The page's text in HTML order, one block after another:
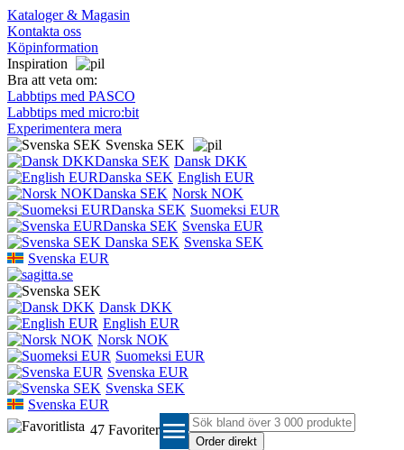
Kataloger & Magasin
Kontakta oss
Köpinformation
Inspiration
Bra att veta om:
Labbtips med PASCO
Labbtips med micro:bit
Experimentera mera
Svenska SEK
Dansk DKK
English EUR
Norsk NOK
Suomeksi EUR
Svenska EUR
Svenska SEK
Svenska EUR
Dansk DKK
English EUR
Norsk NOK
Suomeksi EUR
Svenska EUR
Svenska SEK
Svenska EUR
47 Favoriter menu